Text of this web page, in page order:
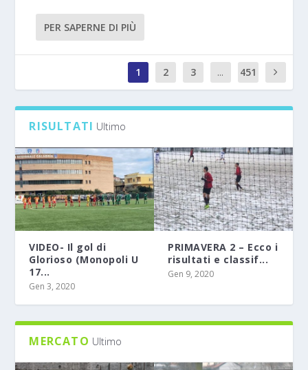
PER SAPERNE DI PIÙ
1 2 3 ...
451
1
RISULTATI Ultimo
VIDEO- Il gol di
Glorioso (Monopoli U
17...
Gen 3, 2020
PRIMAVERA 2 – Ecco i
risultati e classif...
Gen 9, 2020
MERCATO Ultimo